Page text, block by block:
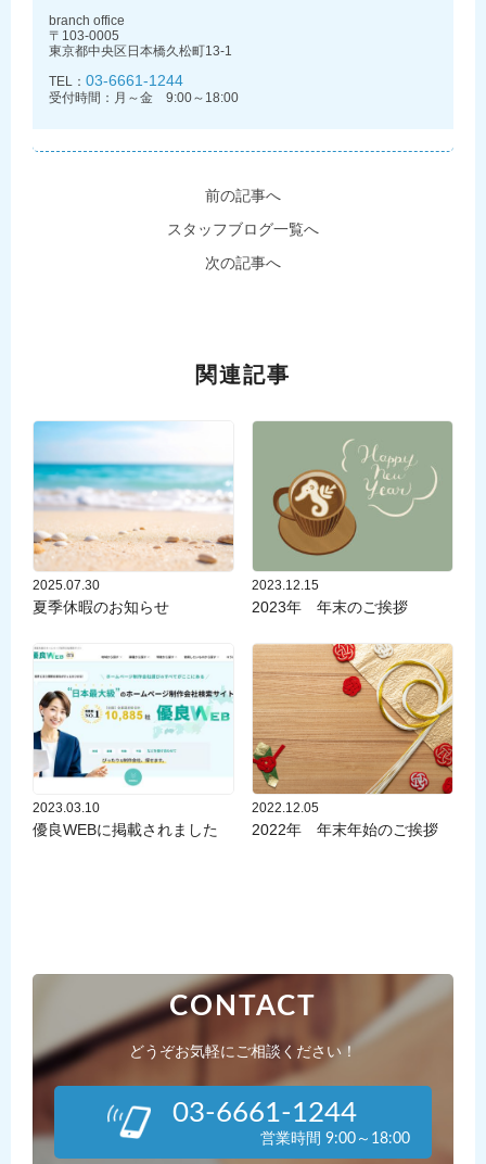
branch office
〒103-0005
東京都中央区日本橋久松町13-1
TEL： 03-6661-1244
受付時間：月～金 9:00～18:00
前の記事へ
スタッフブログ一覧へ
次の記事へ
関連記事
2025.07.30
夏季休暇のお知らせ
2023.12.15
2023年 年末のご挨拶
2023.03.10
優良WEBに掲載されました
2022.12.05
2022年 年末年始のご挨拶
CONTACT
どうぞお気軽にご相談ください！
03-6661-1244
営業時間 9:00～18:00